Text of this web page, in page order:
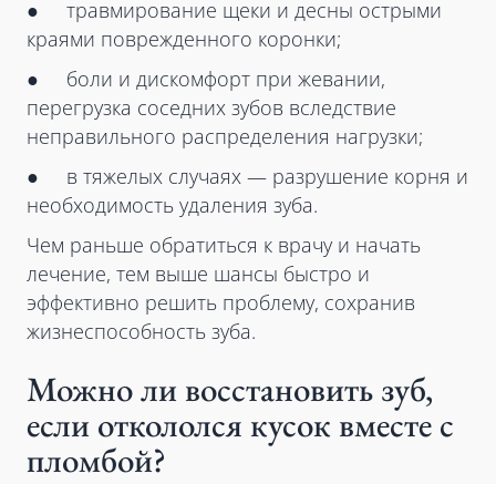
● травмирование щеки и десны острыми
краями поврежденного коронки;
● боли и дискомфорт при жевании,
перегрузка соседних зубов вследствие
неправильного распределения нагрузки;
● в тяжелых случаях — разрушение корня и
необходимость удаления зуба.
Чем раньше обратиться к врачу и начать
лечение, тем выше шансы быстро и
эффективно решить проблему, сохранив
жизнеспособность зуба.
Можно ли восстановить зуб,
если откололся кусок вместе с
пломбой?